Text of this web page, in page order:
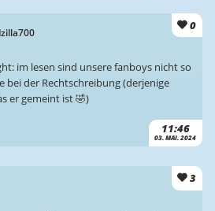
0
11:46
03. MAI. 2024
im lesen sind unsere fanboys nicht so
bei der Rechtschreibung (derjenige
er gemeint ist 🤣)
3